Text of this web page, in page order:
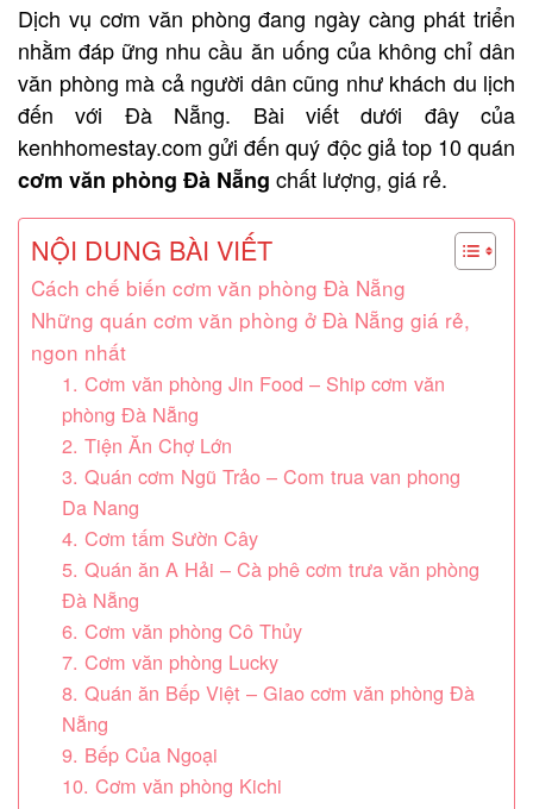
Dịch vụ cơm văn phòng đang ngày càng phát triển
nhằm đáp ững nhu cầu ăn uống của không chỉ dân
văn phòng mà cả người dân cũng như khách du lịch
đến với Đà Nẵng. Bài viết dưới đây của
kenhhomestay.com gửi đến quý độc giả top 10 quán
cơm văn phòng Đà Nẵng chất lượng, giá rẻ.
NỘI DUNG BÀI VIẾT
Cách chế biến cơm văn phòng Đà Nẵng
Những quán cơm văn phòng ở Đà Nẵng giá rẻ,
ngon nhất
1. Cơm văn phòng Jin Food – Ship cơm văn
phòng Đà Nẵng
2. Tiện Ăn Chợ Lớn
3. Quán cơm Ngũ Trảo – Com trua van phong
Da Nang
4. Cơm tấm Sườn Cây
5. Quán ăn A Hải – Cà phê cơm trưa văn phòng
Đà Nẵng
6. Cơm văn phòng Cô Thủy
7. Cơm văn phòng Lucky
8. Quán ăn Bếp Việt – Giao cơm văn phòng Đà
Nẵng
9. Bếp Của Ngoại
10. Cơm văn phòng Kichi